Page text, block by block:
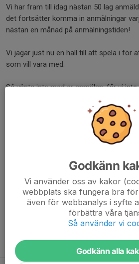
Vi har fram till idag nästan 50 lag
det fortsätter komma in anmälningar
nästan en månad på anmälningstiden!
Vi jagar just nu en hall till att spela i för
som vill vara med.
Så vänta inte med er anmälan, får vi
Kommentarer
Tidigare nyheter
Godkänn
Vi använder oss av kakor
webbplats ska fungera bra för
även för webbanalys i syfte
förbättra våra
Så använder vi
Godkänn alla